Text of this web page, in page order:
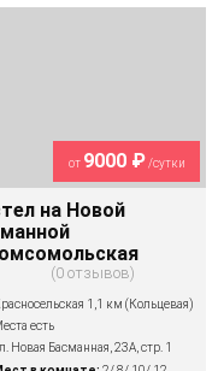
от 9000 ₽/сутки
на Новой
0 отзывов
1,1 км (Кольцевая)
есть
Новая Басманная, 23А, стр. 1